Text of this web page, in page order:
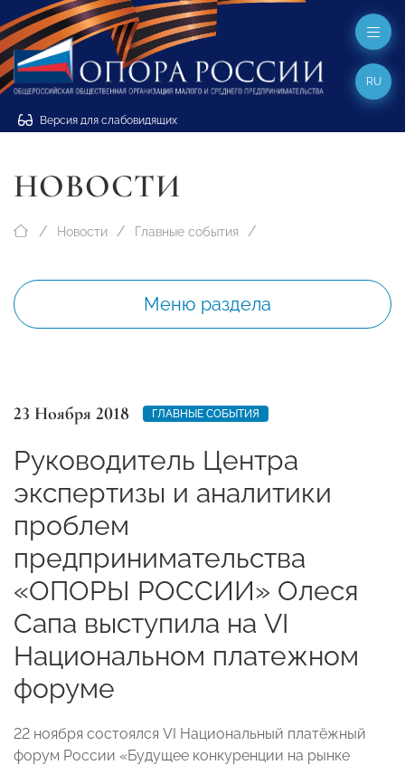
Версия для слабовидящих
RU
НОВОСТИ
Новости Главные события
Меню раздела
23 Ноября 2018 ГЛАВНЫЕ СОБЫТИЯ
Руководитель Центра
экспертизы и аналитики
проблем
предпринимательства
«ОПОРЫ РОССИИ» Олеся
Сапа выступила на VI
Национальном платежном
форуме
22 ноября состоялся VI Национальный платёжный
форум России «Будущее конкуренции на рынке